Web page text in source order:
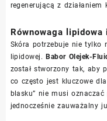
regenerującą z
Równowaga
Skóra potrzebuje nie tylko
lipidowej.Babor Olejek-
został stworzony tak, aby
co często jest kluczowe
blasku” nie musi
jednocześnie zauważalny